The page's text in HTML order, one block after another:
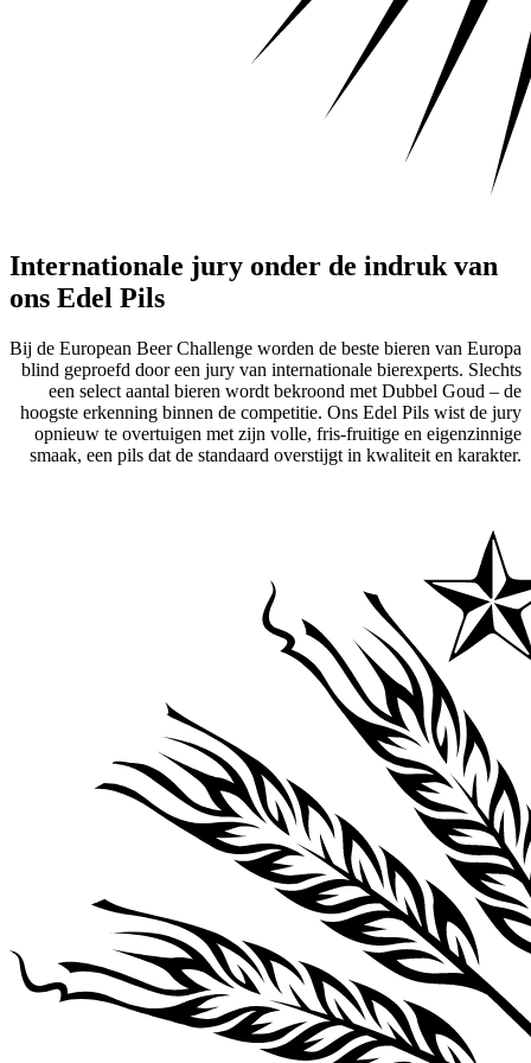
Internationale jury onder de indruk van
ons Edel Pils
Bij de European Beer Challenge worden de beste bieren van Europa
blind geproefd door een jury van internationale bierexperts. Slechts
een select aantal bieren wordt bekroond met Dubbel Goud – de
hoogste erkenning binnen de competitie. Ons Edel Pils wist de jury
opnieuw te overtuigen met zijn volle, fris-fruitige en eigenzinnige
smaak, een pils dat de standaard overstijgt in kwaliteit en karakter.